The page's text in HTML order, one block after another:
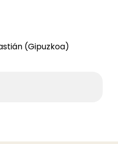
(Gipuzkoa)